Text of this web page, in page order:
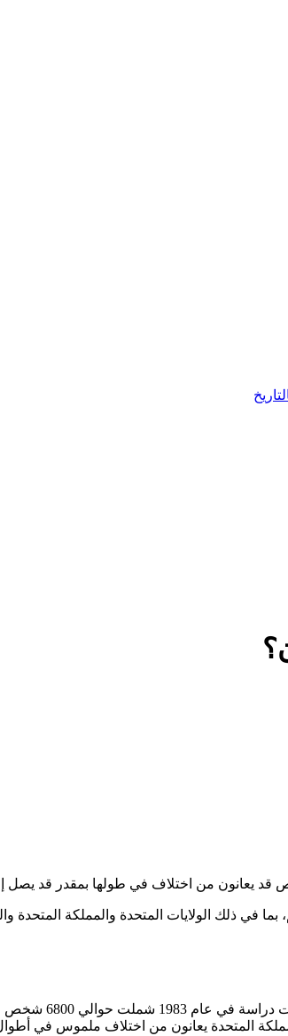
في ذلك الولايات المتحدة والمملكة المتحدة
تظهر